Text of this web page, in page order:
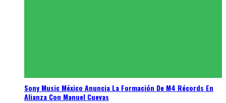
Sony Music México Anuncia La Formación De M4 Récords En
Alianza Con Manuel Cuevas